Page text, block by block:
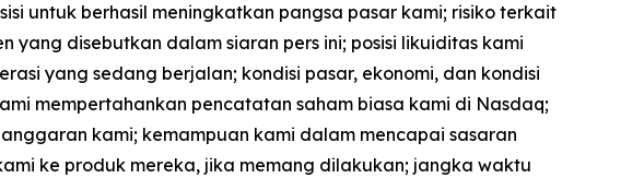
untuk berhasil meningkatkan pangsa pasar kami; risiko terkait
disebutkan dalam siaran pers ini; posisi likuiditas kami
yang sedang berjalan; kondisi pasar, ekonomi, dan kondisi
mempertahankan pencatatan saham biasa kami di Nasdaq;
kami; kemampuan kami dalam mencapai sasaran
ke produk mereka, jika memang dilakukan; jangka waktu